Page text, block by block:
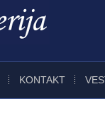
KONTAKT